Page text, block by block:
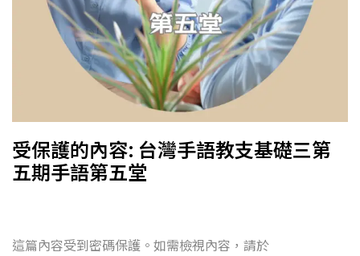
受保護的內容: 台灣手語教支基礎三第
五期手語第五堂
這篇內容受到密碼保護。如需檢視內容，請於